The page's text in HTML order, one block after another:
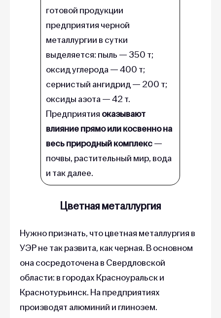
предприятия черной
металлургии в сутки
выделяется: пыль — 350 т;
оксид углерода — 400 т;
сернистый ангидрид — 200 т;
оксиды азота — 42 т.
Предприятия оказывают
влияние прямо или косвенно на
весь природный комплекс—
почвы, растительный мир, вода
и так далее.
УЭР не так развита, как черная. В основном
она сосредоточена в Свердловской
области: в городах Красноуральск и
Краснотурьинск. На предприятиях
производят алюминий и глинозем.